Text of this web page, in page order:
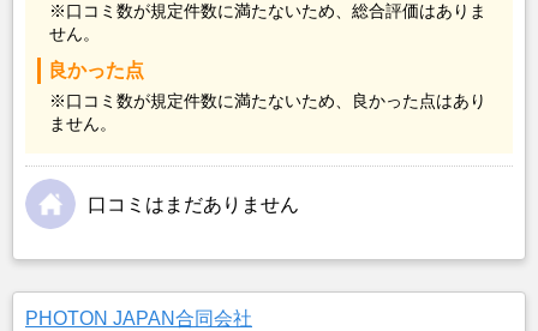
※口コミ数が規定件数に満たないため、総合評価はありま
せん。
良かった点
※口コミ数が規定件数に満たないため、良かった点はあり
ません。
口コミはまだありません
PHOTON JAPAN合同会社